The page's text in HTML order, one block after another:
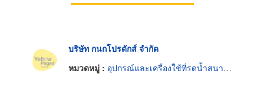
บริษัท กนกโปรดักส์ จำกัด
หมวดหมู่ : อุปกรณ์และเครื่องใช้ที่รดน้ำสนามและสวน